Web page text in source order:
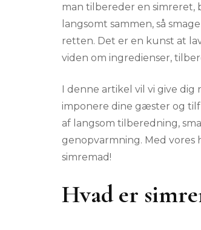
man tilbereder en simreret,
langsomt sammen, så
retten. Det er en kunst at
viden om ingredienser,
I denne artikel vil vi give dig
imponere dine gæster og
af langsom tilberedning,
genopvarmning. Med
simremad!
Hvad er